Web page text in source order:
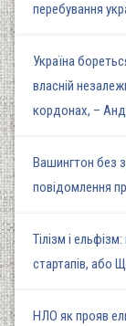
перебування
Україна
власній
кордонах, –
Вашингтон без
повідомлення
Тілізм і
стартапів, або
НЛО як прояв